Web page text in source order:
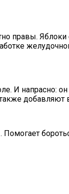
правы. Яблоки
И напрасно:
добавляют